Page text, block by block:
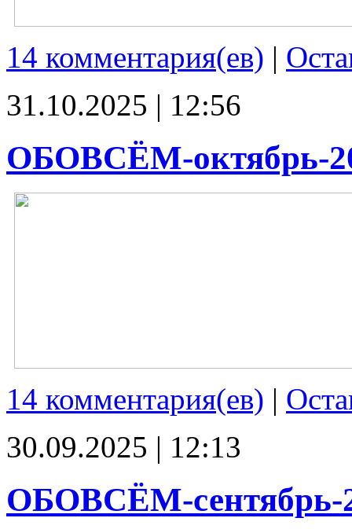
14 комментария(ев) |
31.10.2025 | 12:56
ОБОВСЁМ-октябрь-
14 комментария(ев) |
30.09.2025 | 12:13
ОБОВСЁМ-сентябрь-